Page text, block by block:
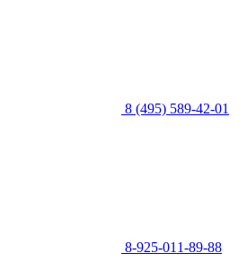
8 (495) 589-42-01
8-925-011-89-88